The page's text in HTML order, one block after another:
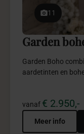
11
Garden
Garden Boho
aardetinten en
vanaf € 2.950,-
Meer info